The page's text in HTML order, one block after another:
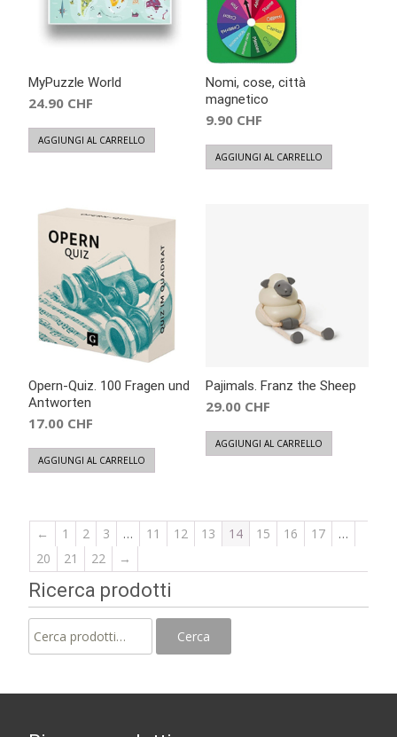
MyPuzzle World
24.90 CHF
AGGIUNGI AL CARRELLO
Nomi, cose, città
magnetico
9.90 CHF
AGGIUNGI AL CARRELLO
Opern-Quiz. 100 Fragen und
Antworten
17.00 CHF
AGGIUNGI AL CARRELLO
Pajimals. Franz the Sheep
29.00 CHF
AGGIUNGI AL CARRELLO
← 1 2 3 … 11 12 13 14 15 16 17
…
20
21 22 →
Ricerca prodotti
Cerca: Cerca